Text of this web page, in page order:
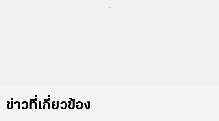
ข่าวที่เกี่ยวข้อง